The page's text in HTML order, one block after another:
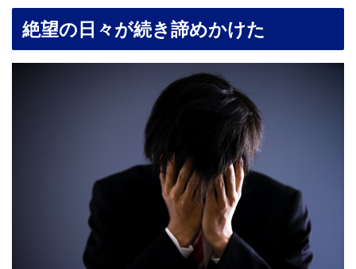
絶望の日々が続き諦めかけた